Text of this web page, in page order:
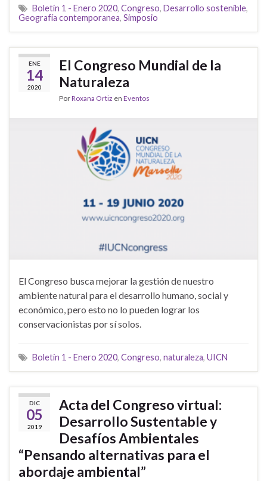
Boletín 1 - Enero 2020, Congreso, Desarrollo sostenible,
Geografía contemporanea, Simposio
ENE
14
2020
El Congreso Mundial de la
Naturaleza
PorRoxana Ortiz en Eventos
El Congreso busca mejorar la gestión de nuestro
ambiente natural para el desarrollo humano, social y
económico, pero esto no lo pueden lograr los
conservacionistas por sí solos.
Boletín 1 - Enero 2020, Congreso, naturaleza, UICN
DIC
05
2019
Acta del Congreso virtual:
Desarrollo Sustentable y
Desafíos Ambientales
“Pensando alternativas para el
abordaje ambiental”